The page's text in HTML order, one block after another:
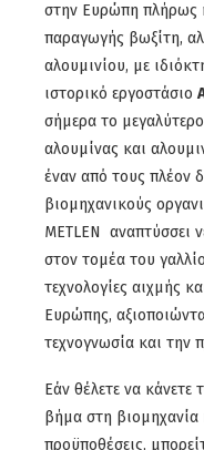
στην Ευρώπη πλήρως
παραγωγής βωξίτη,
αλουμινίου, με
ιστορικό εργοστάσιο
σήμερα το
αλουμίνας και
έναν από τους πλέον
βιομηχανικούς
METLEN αναπτύσσει
στον τομέα του
τεχνολογίες αιχμής
Ευρώπης,
τεχνογνωσία και την
Εάν θέλετε να κάνετε
βήμα στη βιομηχανία
προϋποθέσεις,